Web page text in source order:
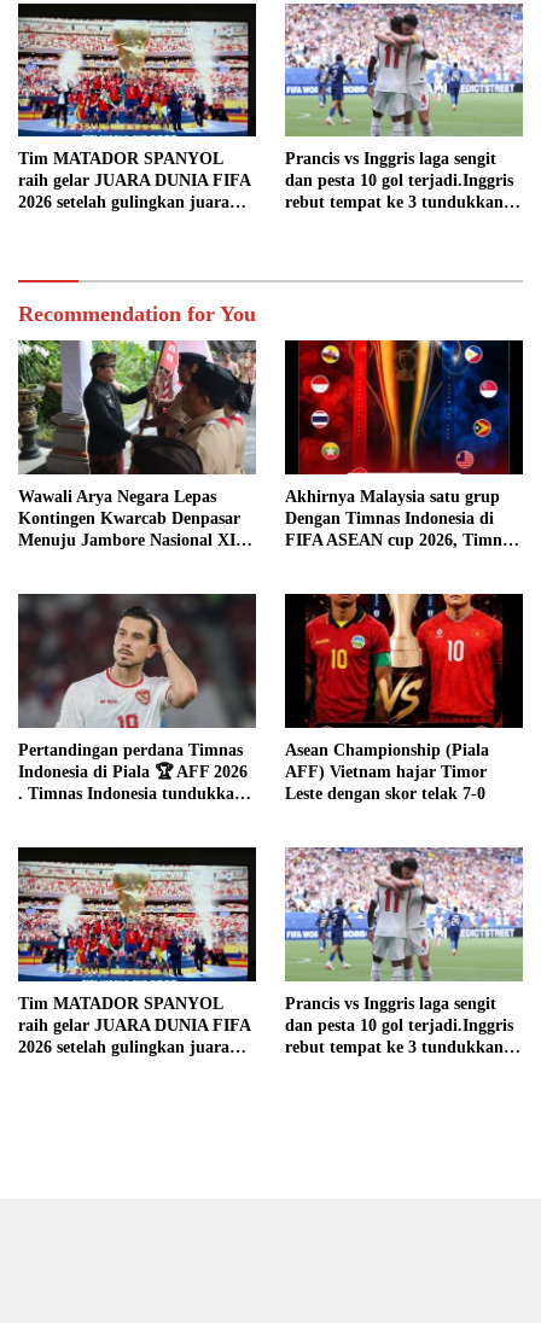
Tim MATADOR SPANYOL
raih gelar JUARA DUNIA FIFA
2026 setelah gulingkan juara
Prancis vs Inggris laga sengit
dan pesta 10 gol terjadi.Inggris
rebut tempat ke 3 tundukkan
Recommendation for You
Wawali Arya Negara Lepas
Kontingen Kwarcab Denpasar
Menuju Jambore Nasional XII
Akhirnya Malaysia satu grup
Dengan Timnas Indonesia di
FIFA ASEAN cup 2026, Timnas
Pertandingan perdana Timnas
Indonesia di Piala 🏆 AFF 2026
. Timnas Indonesia tundukkan
Asean Championship (Piala
AFF) Vietnam hajar Timor
Leste dengan skor telak 7-0
Tim MATADOR SPANYOL
raih gelar JUARA DUNIA FIFA
2026 setelah gulingkan juara
Prancis vs Inggris laga sengit
dan pesta 10 gol terjadi.Inggris
rebut tempat ke 3 tundukkan